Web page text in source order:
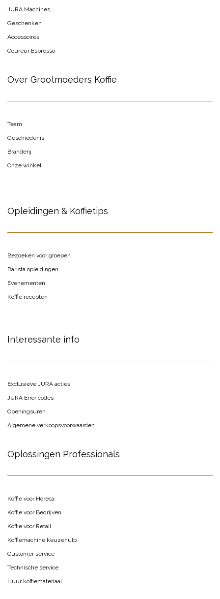
JURA Machines
Geschenken
Accessoires
Coureur Espresso
Over Grootmoeders Koffie
Team
Geschiedenis
Branderij
Onze winkel
Opleidingen & Koffietips
Bezoeken voor groepen
Barista opleidingen
Evenementen
Koffie recepten
Interessante info
Exclusieve JURA acties
JURA Error codes
Openingsuren
Algemene verkoopsvoorwaarden
Oplossingen Professionals
Koffie voor Horeca
Koffie voor Bedrijven
Koffie voor Retail
Koffiemachine keuzehulp
Customer service
Technische service
Huur koffiemateriaal